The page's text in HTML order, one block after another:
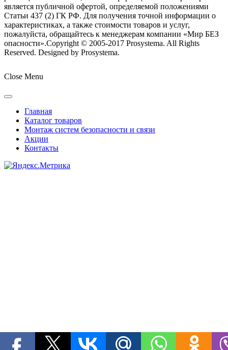
является публичной офертой, определяемой положениями
Статьи 437 (2) ГК РФ. Для получения точной информации о
характеристиках, а также стоимости товаров и услуг,
пожалуйста, обращайтесь к менеджерам компании «Мир БЕЗ
опасности».Copyright © 2005-2017 Prosystema. All Rights
Reserved. Designed by Prosystema.
Close Menu
Главная
Каталог товаров
Монтаж систем безопасности и связи
Акции
Контакты